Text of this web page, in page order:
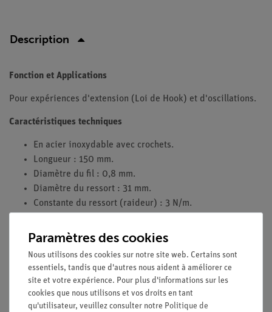
Description
Fonction et Applications
Pour expériences d'extension (Loi de Hook) et d'oscillations.
Caractéristiques techniques
En acier inoxydable avec crochets.
Longueur : 150 mm.
Diamètre du fil : 0,8 mm.
Diamètre du ressort : 31 mm.
Constante du ressort (raideur) : 3 N/m.
Livraison gratuite à partir de 300,- €.
Paramètres des cookies
Nous utilisons des cookies sur notre site web. Certains sont
essentiels, tandis que d'autres nous aident à améliorer ce
site et votre expérience. Pour plus d'informations sur les
cookies que nous utilisons et vos droits en tant
qu'utilisateur, veuillez consulter notre Politique de